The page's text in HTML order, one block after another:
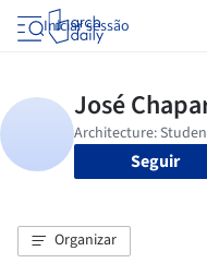
Iniciar sessão
Seguir
Organizar